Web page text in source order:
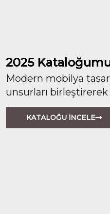
2025
Modern mobilya
unsurları
KATALOĞU İNCELE